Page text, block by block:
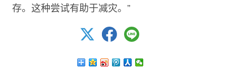
存。这种尝试有助于减灾。”